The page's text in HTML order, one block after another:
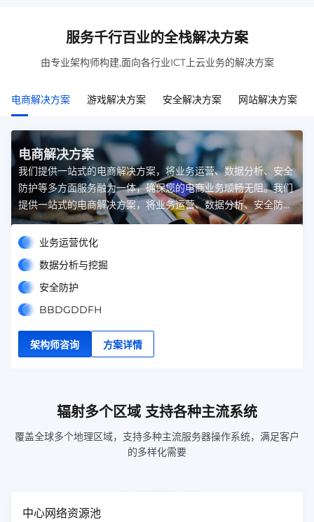
服务千行百业的全栈解决方案
由专业架构师构建,面向各行业ICT上云业务的解决方案
电商解决方案 游戏解决方案 安全解决方案 网站解决方案
电商解决方案
我们提供一站式的电商解决方案，将业务运营、数据分析、安全
防护等多方面服务融为一体，确保您的电商业务顺畅无阻。我们
提供一站式的电商解决方案，将业务运营、数据分析、安全防护
等多方面服务融为一体，确保您的电商业务顺畅无阻。
业务运营优化
数据分析与挖掘
安全防护
BBDGDDFH
架构师咨询 方案详情
辐射多个区域 支持各种主流系统
覆盖全球多个地理区域，支持多种主流服务器操作系统，满足客户
的多样化需要
中心网络资源池